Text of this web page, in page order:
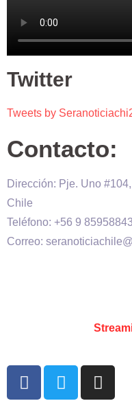
Twitter
Tweets by
Contacto:
Dirección: Pje. Uno
Chile
Teléfono: +56 9 85958843
Correo: